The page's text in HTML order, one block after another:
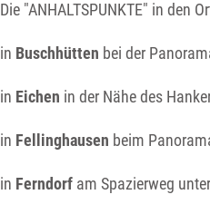
Die "ANHALTSPUNKTE" in den
in Buschhütten bei der
in Eichen in der Nähe des
in Fellinghausen beim
in Ferndorfam Spazierweg